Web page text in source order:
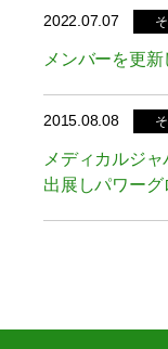
2022.07.07
メンバーを更新
2015.08.08
メディカルジ
出展しパワーグ